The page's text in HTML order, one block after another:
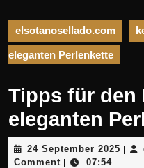
elsotanosellado.com
eleganten Perlenkette
Tipps für den
eleganten
24 September 2025 24|
Comment | 07:54